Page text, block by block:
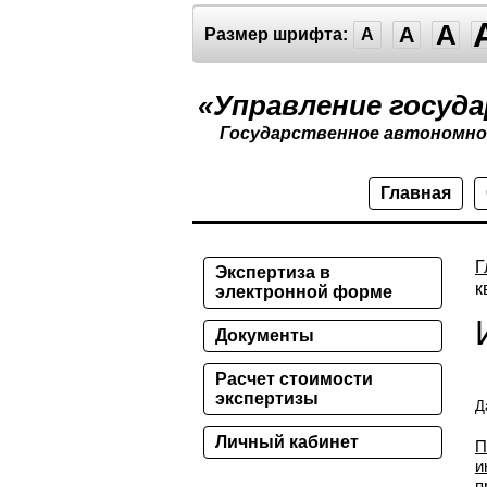
Размер шрифта: A A A
«Управление
Государственное
Главная
Экспертиза в
электронной форме
Документы
Расчет стоимости
экспертизы
Личный кабинет